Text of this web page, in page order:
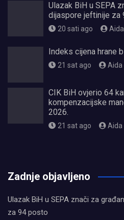
Ulazak BiH u SEPA
dijaspore jeftinije za
20 sati ago
Indeks cijena hrane
21 sat ago Aida
CIK BiH ovjerio 64
kompenzacijske
2026.
21 sat ago Aida
Zadnje objavljeno
Ulazak BiH u SEPA znači za
za 94 posto